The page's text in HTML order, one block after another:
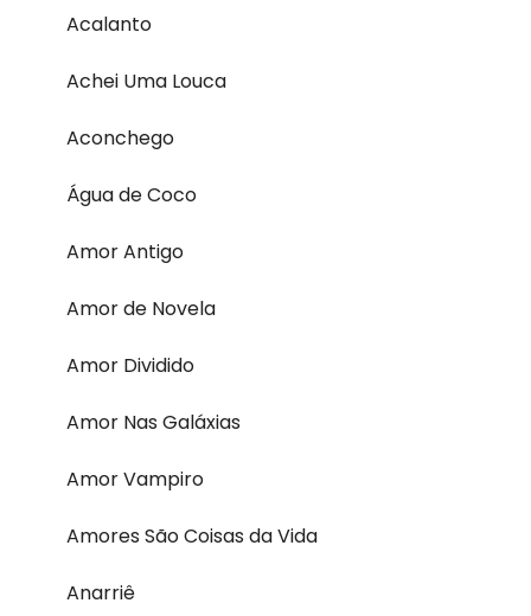
Acalanto
Achei Uma Louca
Aconchego
Água de Coco
Amor Antigo
Amor de Novela
Amor Dividido
Amor Nas Galáxias
Amor Vampiro
Amores São Coisas da Vida
Anarriê